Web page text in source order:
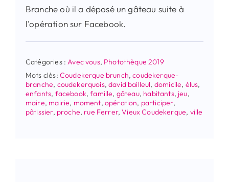
Branche où il a déposé un gâteau suite à
l'opération sur Facebook.
Catégories : Avec vous, Photothèque 2019
Mots clés: Coudekerque brunch,coudekerque-
branche, coudekerquois,david bailleul, domicile, élus,
enfants, facebook,famille, gâteau, habitants, jeu,
maire, mairie, moment, opération, participer,
pâtissier, proche, rue Ferrer,Vieux Coudekerque, ville